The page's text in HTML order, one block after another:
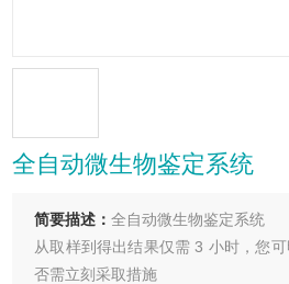
全自动微生物鉴定系统
简要描述：全自动微生物鉴定系统
从取样到得出结果仅需 3 小时，您
否需立刻采取措施